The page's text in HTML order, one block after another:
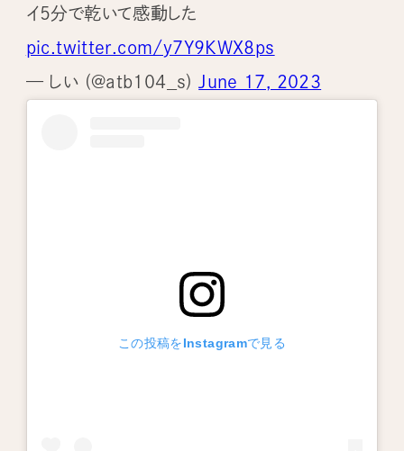
イ5分で乾いて感動した
pic.twitter.com/y7Y9KWX8ps
— しい (@atb104_s)
June 17, 2023
この投稿をInstagramで見る